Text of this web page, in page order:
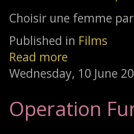
Choisir une femme
Published in Films
Read more
Wednesday, 10 June
Operation